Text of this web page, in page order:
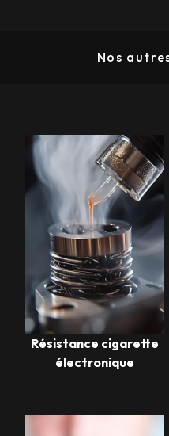
Nos
Résistance cigarette
électronique